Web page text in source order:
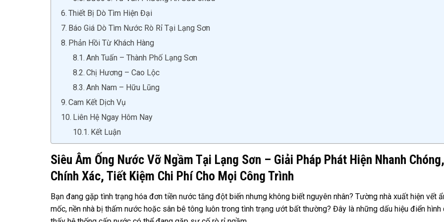
Thiết Bị Dò Tìm Hiện Đại
Báo Giá Dò Tìm Nước Rò Rỉ Tại Lạng Sơn
Phản Hồi Từ Khách Hàng
Anh Tuấn – Thành Phố Lạng Sơn
Chị Hương – Cao Lộc
Anh Nam – Hữu Lũng
Cam Kết Dịch Vụ
Liên Hệ Ngay Hôm Nay
Kết Luận
Siêu Âm Ống Nước Vỡ Ngầm Tại Lạng Sơn – Giải Pháp Phát Hiện Nhanh Chóng,
Chính Xác, Tiết Kiệm Chi Phí Cho Mọi Công Trình
Bạn đang gặp tình trạng hóa đơn tiền nước tăng đột biến nhưng không biết nguyên nhân? Tường nhà xuất hiện vết
mốc, nền nhà bị thấm nước hoặc sân bê tông luôn trong tình trạng ướt bất thường? Đây là những dấu hiệu điển hình